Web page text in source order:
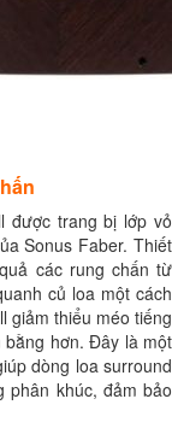
được trang bị lớp vỏ
Sonus Faber. Thiết
các rung chấn từ
củ loa một cách
giảm thiểu méo tiếng
hơn. Đây là một
dòng loa surround
phân khúc, đảm bảo